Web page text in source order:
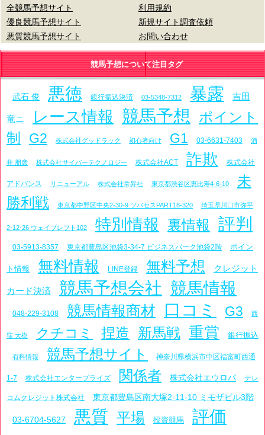
全競馬予想サイト
優良競馬予想サイト
悪質競馬予想サイト
利用規約
新規サイト調査依頼
お問い合わせ
競馬予想について注目タグ
武石 俊 悪徳 銀行振込決済 03-5348-7312 暴露 吉田
竜ニ レース情報 競馬予想
ポイント
制
G2 株式会社グッドラック 初心者向け G1 03-6631-7403 酒
井 朋彦 株式会社サイバーテクノロジー 株式会社ACT 詐欺 株式会社
アドバンス リニューアル 株式会社常昇社 東京都渋谷区恵比寿4-6-10
未
勝利戦
東京都中野区中央2-30-9 ツバセスPART18-320 埼玉県川口市弥平
2-12-26 ウェイブレフト102 特別情報 裏情報 評判
03-5913-8357 東京都豊島区池袋3-34-7 ビジネスパーク池袋2階 ポイン
ト情報 無料情報 LINE登録 無料予想 クレジット
カード決済 競馬予想会社 競馬情報
048-229-3108 競馬情報商材 口コミ G3 西
窪 大樹 クチコミ 捏造 新馬戦 重賞 銀行振込
有料情報 競馬予想サイト 神奈川県横浜市中区福富町西通
1-7 株式会社エンタープライズ 関係者 株式会社エウロパ テレ
コムクレジット株式会社 東京都豊島区南大塚2-11-10 ミモザビル3階
03-6704-5627 悪質 平場 投資競馬 評価